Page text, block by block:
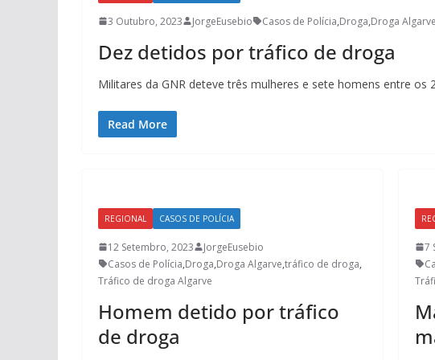
3 Outubro, 2023 JorgeEusebio Casos de Polícia,Droga,Droga Algarve
Dez detidos por tráfico de droga
Militares da GNR deteve três mulheres e sete homens entre os
Read More
REGIONAL CASOS DE POLÍCIA
12 Setembro, 2023
JorgeEusebio
Casos de Polícia,Droga,Droga Algarve,tráfico de droga,
Tráfico de droga Algarve
Homem detido por tráfico
de droga
7